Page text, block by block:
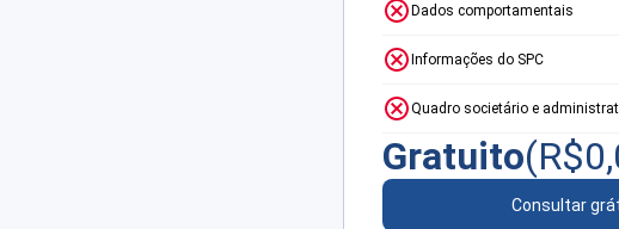
Dados comportamentais
Informações do SPC
Quadro societário e
Gratuito(R$
Consultar